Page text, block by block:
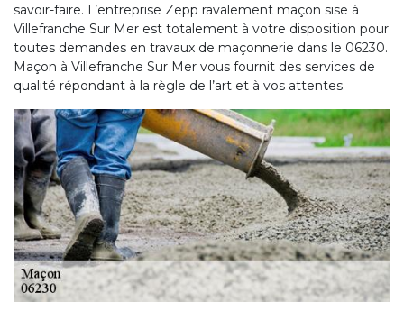
savoir-faire. L’entreprise Zepp ravalement maçon sise à
Villefranche Sur Mer est totalement à votre disposition pour
toutes demandes en travaux de maçonnerie dans le 06230.
Maçon à Villefranche Sur Mer vous fournit des services de
qualité répondant à la règle de l’art et à vos attentes.